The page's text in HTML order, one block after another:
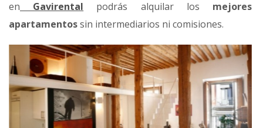
en Gavirental podrás alquilar los mejores
apartamentossin intermediarios ni comisiones.